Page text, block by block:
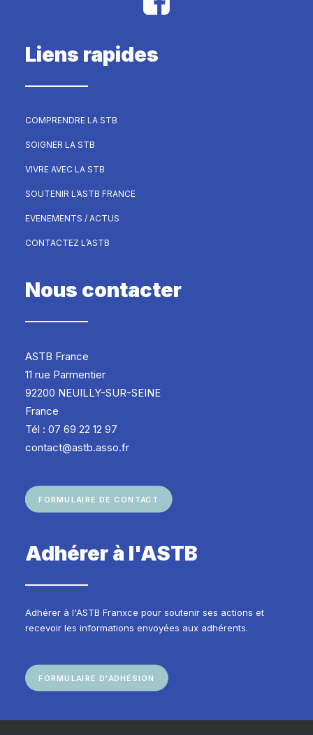
Liens rapides
COMPRENDRE LA STB
SOIGNER LA STB
VIVRE AVEC LA STB
SOUTENIR L’ASTB FRANCE
EVENEMENTS / ACTUS
CONTACTEZ L’ASTB
Nous contacter
ASTB France
11 rue Parmentier
92200 NEUILLY-SUR-SEINE
France
Tél : 07 69 22 12 97
contact@astb.asso.fr
FORMULAIRE DE CONTACT
Adhérer à l'ASTB
Adhérer à l'ASTB Franxce pour soutenir ses actions et
recevoir les informations envoyées aux adhérents.
FORMULAIRE D'ADHÉSION